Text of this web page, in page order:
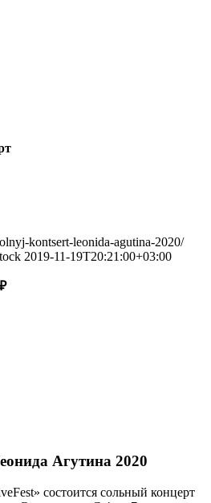
kontsert-leonida-agutina-2020/
2019-11-19T20:21:00+03:00
₽
Агутина 2020
состоится сольный концерт